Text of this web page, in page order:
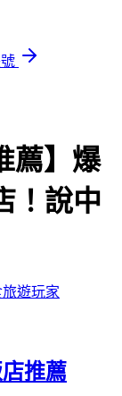
薦】爆
！說中
遊玩家
推薦